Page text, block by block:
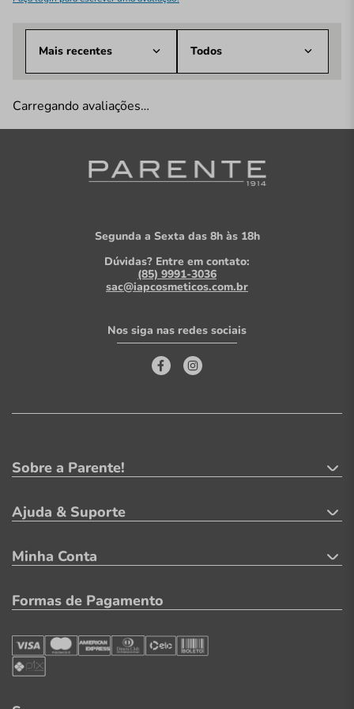
Mais recentes Todos
Carregando avaliações…
Segunda a Sexta das 8h às 18h
Dúvidas? Entre em contato:
(85) 9991-3036
sac@iapcosmeticos.com.br
Nos siga nas redes sociais
Sobre a Parente!
Ajuda & Suporte
Minha Conta
Formas de Pagamento